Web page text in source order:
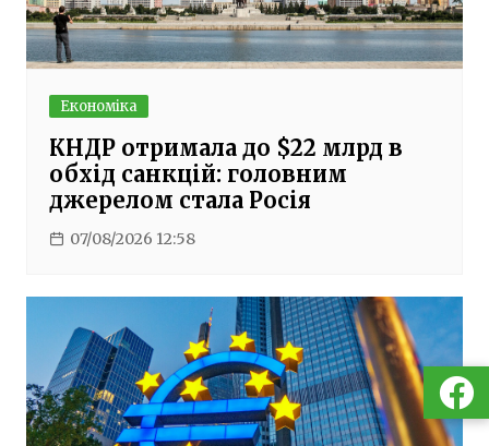
Економіка
КНДР отримала до $22 млрд в
обхід санкцій: головним
джерелом стала Росія
07/08/2026 12:58